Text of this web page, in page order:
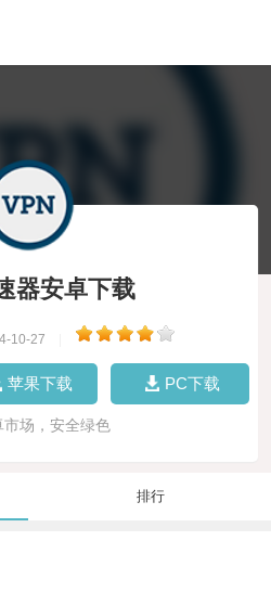
器安卓下载
10-27
苹果下载 PC下载
市场，安全绿色
排行